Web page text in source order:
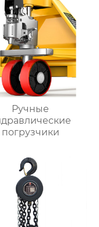
Ручные
погрузчики